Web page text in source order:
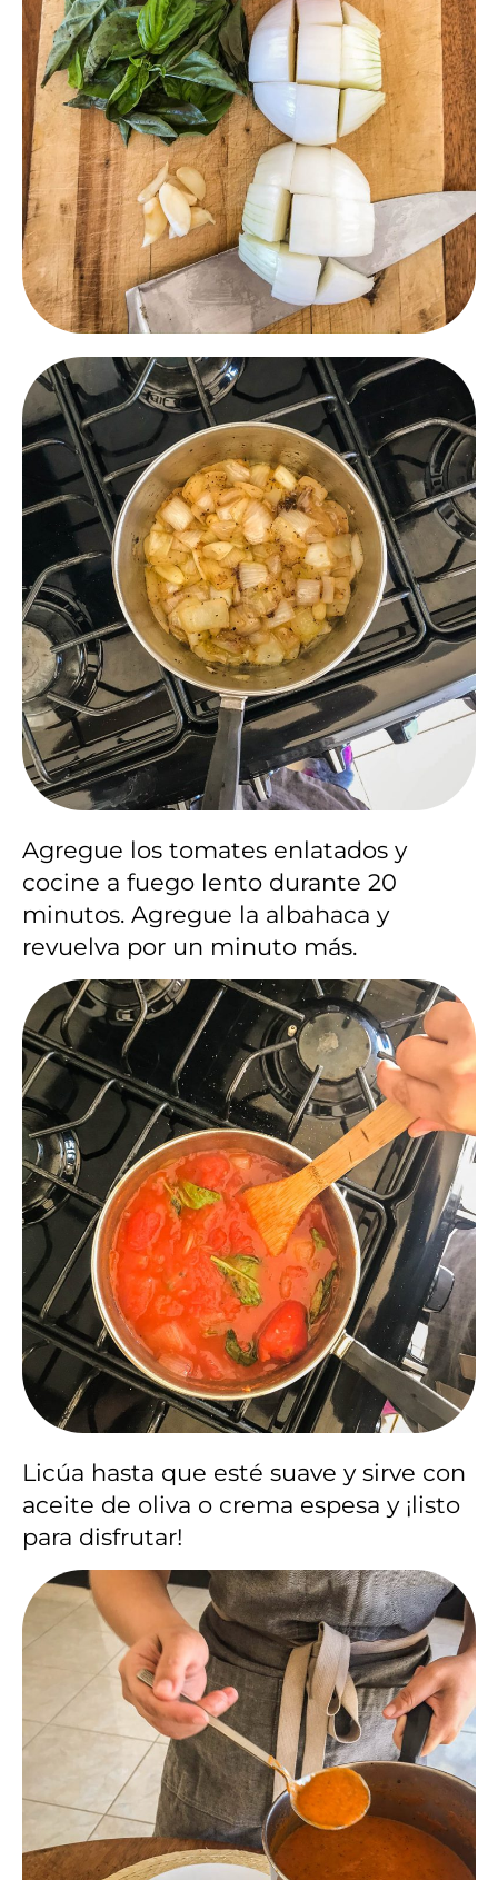
Agregue los tomates enlatados y
cocine a fuego lento durante 20
minutos. Agregue la albahaca y
revuelva por un minuto más.
Licúa hasta que esté suave y sirve con
aceite de oliva o crema espesa y ¡listo
para disfrutar!